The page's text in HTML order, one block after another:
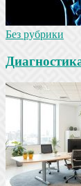
Без рубрики